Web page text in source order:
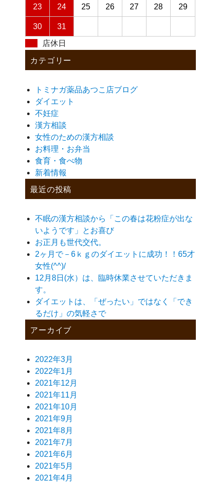
23 24 25 26 27 28 29
30
31
店休日
カテゴリー
トミナガ薬品あつこ店ブログ
ダイエット
不妊症
漢方相談
女性のための漢方相談
お料理・お弁当
食育・食べ物
新着情報
最近の投稿
不眠の漢方相談から「この春は花粉症が出な
いようです」とお喜び
お正月も世代交代。
2ヶ月で－6ｋｇのダイエットに成功！！65才
女性(^^)/
12月8日(水）は、臨時休業させていただきま
す。
ダイエットは、「ぜったい」ではなく「でき
るだけ」の気軽さで
アーカイブ
2022年3月
2022年1月
2021年12月
2021年11月
2021年10月
2021年9月
2021年8月
2021年7月
2021年6月
2021年5月
2021年4月